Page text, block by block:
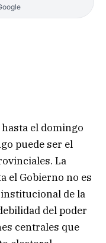
el domingo
puede ser el
La
el Gobierno no es
de la
del poder
centrales que